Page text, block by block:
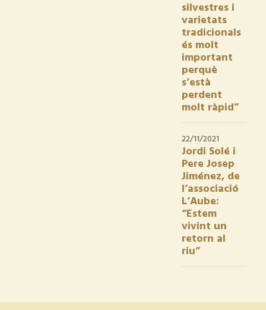
silvestres i
varietats
tradicionals
és molt
important
perquè
s’està
perdent
molt ràpid”
22/11/2021
Jordi Solé i
Pere Josep
Jiménez, de
l’associació
L’Aube:
“Estem
vivint un
retorn al
riu”